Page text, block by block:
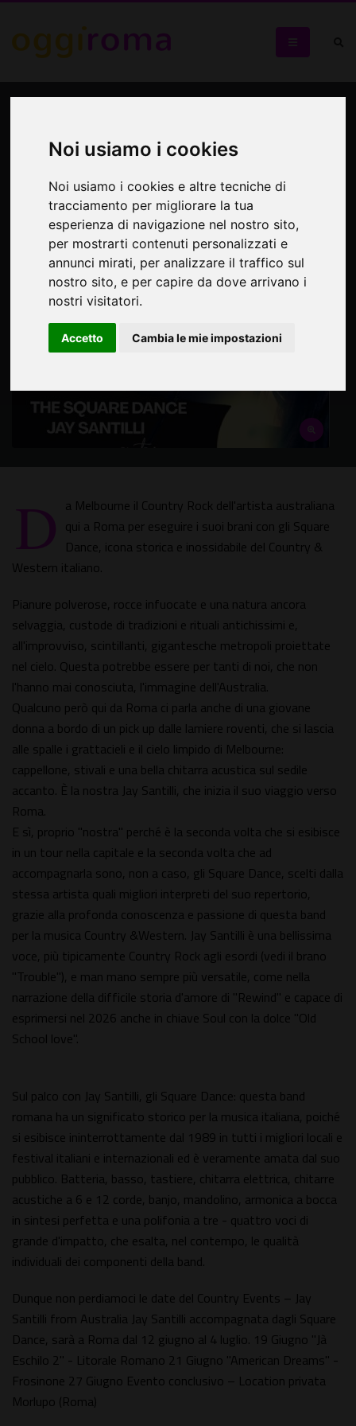
Noi usiamo i cookies
Noi usiamo i cookies e altre tecniche di
tracciamento per migliorare la tua
esperienza di navigazione nel nostro sito,
per mostrarti contenuti personalizzati e
annunci mirati, per analizzare il traffico sul
nostro sito, e per capire da dove arrivano i
nostri visitatori.
Accetto Cambia le mie impostazioni
Joa Santilli and the Square
Dance
Tre appuntamenti nel Lazio con la cantautrice australiana
D a Melbourne il Country Rock dell'artista australiana
qui a Roma per eseguire i suoi brani con gli Square
Dance, icona storica e inossidabile del Country &
Western italiano.
Pianure polverose, rocce infuocate e una natura ancora
selvaggia, custode di tradizioni e rituali antichissimi e,
all'improvviso, scintillanti, gigantesche metropoli proiettate
nel cielo. Questa potrebbe essere per tanti di noi, che non
l'hanno mai conosciuta, l'immagine dell'Australia.
Qualcuno però qui da Roma ci parla anche di una giovane
donna a bordo di un pick up dalle lamiere roventi, che si lascia
alle spalle i grattacieli e il cielo limpido di Melbourne:
cappellone, stivali e una bella chitarra acustica sul sedile
accanto. È la nostra Jay Santilli, che inizia il suo viaggio verso
Roma.
E sì, proprio "nostra" perché è la seconda volta che si esibisce
in un tour nella capitale e la seconda volta che ad
accompagnarla sono, non a caso, gli Square Dance, scelti dalla
stessa artista quali migliori interpreti del suo repertorio,
grazie alla profonda conoscenza e passione di questa band
per la musica Country &Western. Jay Santilli è una bellissima
voce, più tipicamente Country Rock agli esordi (vedi il brano
"Trouble"), e man mano sempre più versatile, come nella
narrazione della difficile storia d'amore di "Rewind" e capace di
esprimersi nel 2026 anche in chiave Soul con la dolce "Old
School love".
Sul palco con Jay Santilli, gli Square Dance: questa band
romana ha un significato storico per la musica italiana, poiché
si esibisce ininterrottamente dal 1989 in tutti i migliori locali e
festival italiani e internazionali ed è veramente amata dal suo
pubblico. Batteria, basso, tastiere, chitarra elettrica, chitarre
acustiche a 6 e 12 corde, banjo, mandolino, armonica a bocca
in sintesi perfetta e una polifonia a tre - quattro voci di
grande d'impatto, che esalta, nel contempo, le qualità
individuali dei componenti della band.
Dunque non perdiamoci le date del Country Events – Jay
Santilli from Australia Jay Santilli accompagnata dagli Square
Dance, sarà a Roma dal 12 giugno al 4 luglio. 19 Giugno "Jà
Eschilo 2" - Litorale Romano 21 Giugno "American Dreams" -
Frosinone 27 Giugno Evento conclusivo – Location privata
Morlupo (Roma)